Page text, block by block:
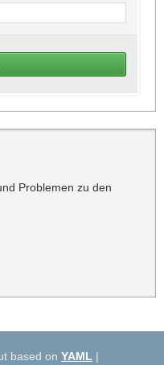
Problemen zu den
based on YAML |